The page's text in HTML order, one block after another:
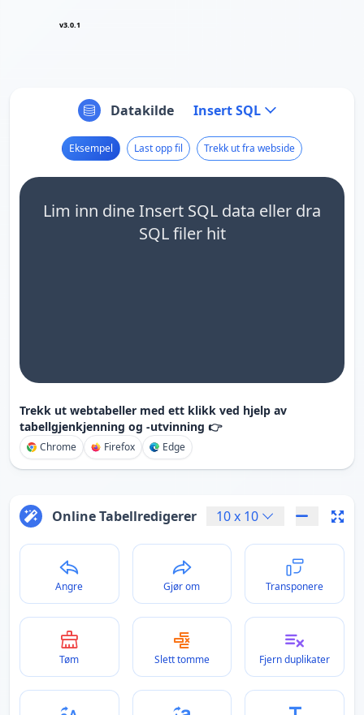
v3.0.1
Datakilde Insert SQL
Eksempel Last opp fil Trekk ut fra webside
Lim inn dine Insert SQL data eller dra
SQL filer hit
Trekk ut webtabeller med ett klikk ved hjelp av
tabellgjenkjenning og -utvinning 👉
Chrome Firefox Edge
Online Tabellredigerer 10x 10
Angre Gjør om Transponere
Tøm Slett tomme Fjern duplikater